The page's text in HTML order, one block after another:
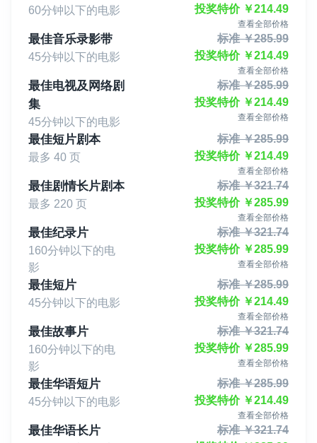
60分钟以下的电影
投奖特价￥214.49
查看全部价格
最佳音乐录影带
45分钟以下的电影
标准￥285.99
投奖特价￥214.49
查看全部价格
最佳电视及网络剧
集
45分钟以下的电影
标准￥285.99
投奖特价￥214.49
查看全部价格
最佳短片剧本
最多 40 页
标准￥285.99
投奖特价￥214.49
查看全部价格
最佳剧情长片剧本
最多 220 页
标准￥321.74
投奖特价￥285.99
查看全部价格
最佳纪录片
160分钟以下的电
影
标准￥321.74
投奖特价￥285.99
查看全部价格
最佳短片
45分钟以下的电影
标准￥285.99
投奖特价￥214.49
查看全部价格
最佳故事片
160分钟以下的电
影
标准￥321.74
投奖特价￥285.99
查看全部价格
最佳华语短片
45分钟以下的电影
标准￥285.99
投奖特价￥214.49
查看全部价格
最佳华语长片 标准￥321.74